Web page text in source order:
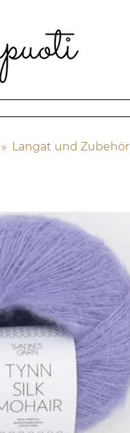
‪» Langat und Zubehör